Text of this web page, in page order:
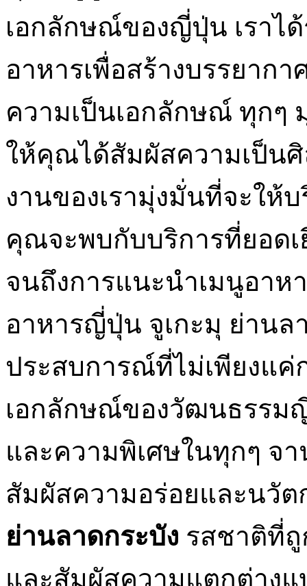
เอกลักษณ์ของญี่ปุ่น เราไ
อาหารเพื่อสร้างบรรยาก
ความเป็นเอกลักษณ์ ทุกๆ
ให้คุณได้สัมผัสความเป็น
งานของเรามุ่งมั่นที่จะให้
คุณจะพบกับบริการที่ยอด
จนถึงการแนะนำเมนูอา
อาหารญี่ปุ่น จูเกะมุ ย่าน
ประสบการณ์ที่ไม่เพียงแค่
เอกลักษณ์ของวัฒนธรรม
และความพิเศษในทุกๆ จ
สัมผัสความอร่อยและนวัต
ย่านลาดกระบัง รสชาติที่
และสัมผัสความแตกต่าง